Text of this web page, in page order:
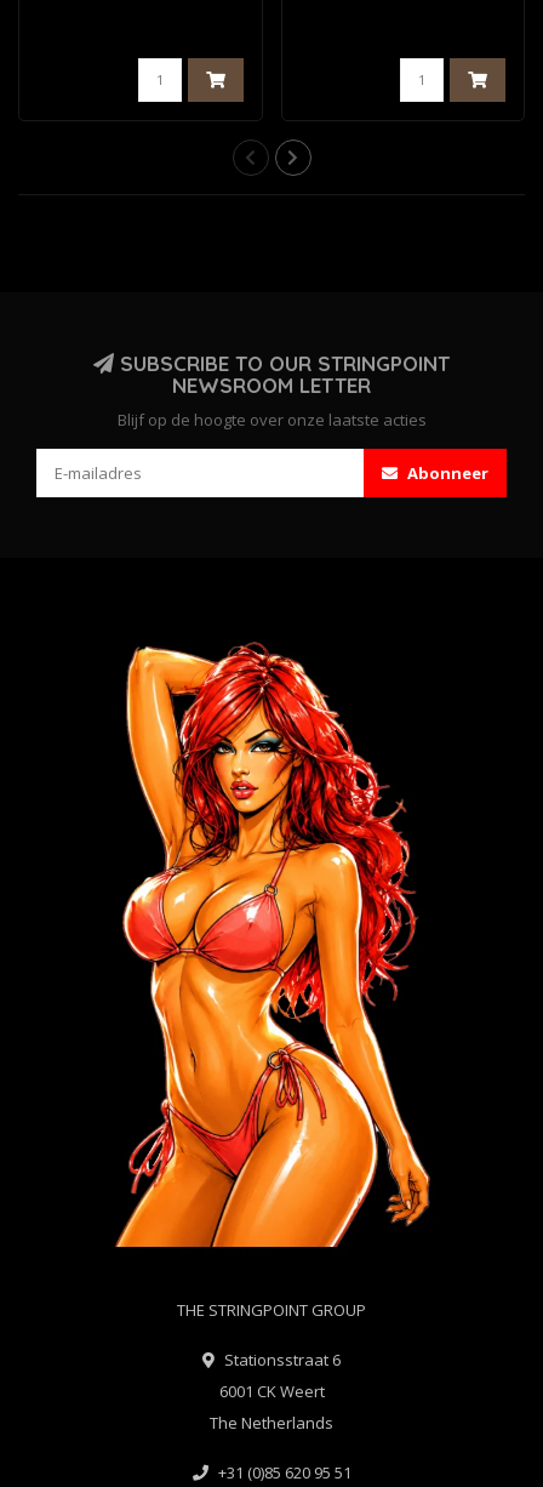
SUBSCRIBE TO OUR STRINGPOINT
NEWSROOM LETTER
Blijf op de hoogte over onze laatste acties
Abonneer
THE STRINGPOINT GROUP
Stationsstraat 6
6001 CK Weert
The Netherlands
+31 (0)85 620 95 51